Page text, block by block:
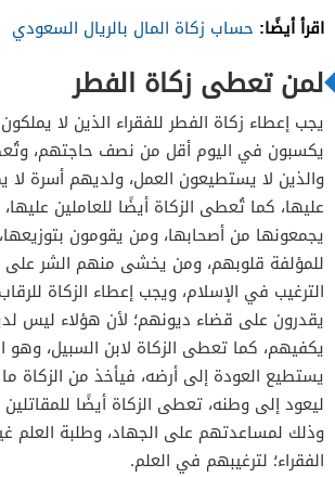
اقرأ أيضًا: حساب زكاة المال بالريال السعودي
لمن تعطى زكاة الفطر
يجب إعطاء زكاة الفطر للفقراء الذين لا
يكسبون في اليوم أقل من نصف حاجتهم، و
والذين لا يستطيعون العمل، ولديهم أسرة لا
عليها، كما تُعطى الزكاة أيضًا للعاملين
يجمعونها من أصحابها، ومن يقومون بتوزيعها،
للمؤلفة قلوبهم، ومن يخشى منهم الشر على
الترغيب في الإسلام، ويجب إعطاء الزكاة
يقدرون على قضاء ديونهم؛ لأن هؤلاء ليس
يكفيهم، كما تعطى الزكاة لابن السبيل، وهو
يستطيع العودة إلى أرضه، فيأخذ من الزكاة
ليعود إلى وطنه، تعطى الزكاة أيضًا
وذلك لمساعدتهم على الجهاد، وطلبة العلم
الفقراء؛ لترغيبهم في العلم.